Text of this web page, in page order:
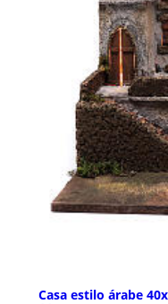
Casa estilo árabe